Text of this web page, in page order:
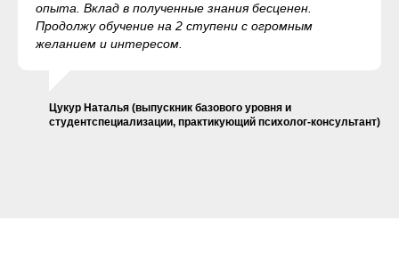
опыта. Вклад в полученные знания бесценен.
Продолжу обучение на 2 ступени с огромным
желанием и интересом.
Цукур Наталья (выпускник базового уровня и
студентспециализации, практикующий психолог-консультант)